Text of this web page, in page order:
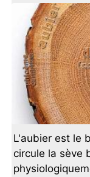
L'aubier est le
circule la sève